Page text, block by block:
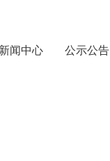
新闻中心 公示公告